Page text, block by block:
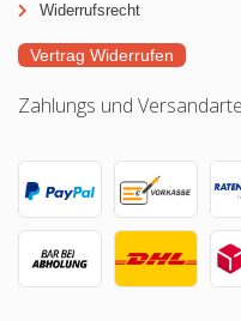
Widerrufsrecht
Vertrag Widerrufen
Zahlungs und